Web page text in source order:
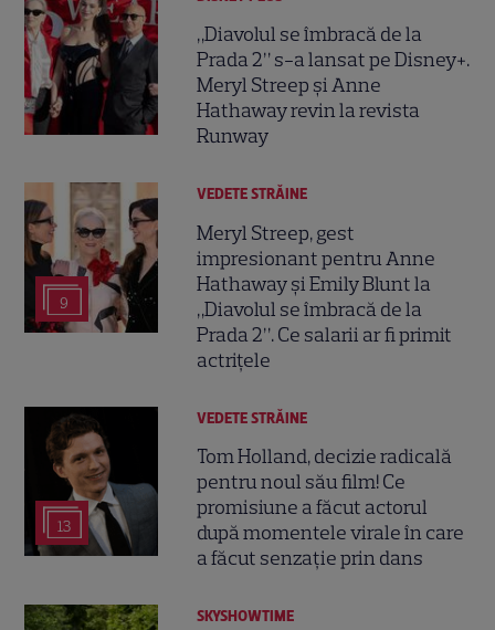
„Diavolul se îmbracă de la
Prada 2” s-a lansat pe Disney+.
Meryl Streep și Anne
Hathaway revin la revista
Runway
9
VEDETE STRĂINE
Meryl Streep, gest
impresionant pentru Anne
Hathaway și Emily Blunt la
„Diavolul se îmbracă de la
Prada 2”. Ce salarii ar fi primit
actrițele
13
VEDETE STRĂINE
Tom Holland, decizie radicală
pentru noul său film! Ce
promisiune a făcut actorul
după momentele virale în care
a făcut senzație prin dans
SKYSHOWTIME